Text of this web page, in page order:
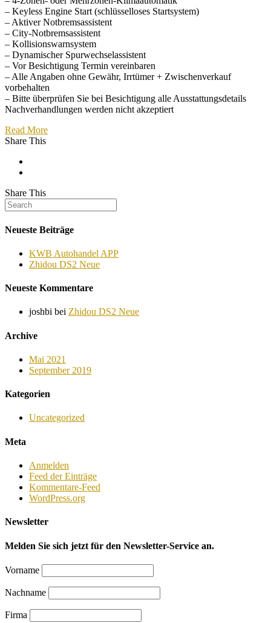
– Keyless Engine Start (schlüsselloses Startsystem)
– Aktiver Notbremsassistent
– City-Notbremsassistent
– Kollisionswarnsystem
– Dynamischer Spurwechselassistent
– Vor Besichtigung Termin vereinbaren
– Alle Angaben ohne Gewähr, Irrtümer + Zwischenverkauf
vorbehalten
– Bitte überprüfen Sie bei Besichtigung alle Ausstattungsdetails
Nachverhandlungen werden nicht akzeptiert
Read More
Share This
Share This
Neueste Beiträge
KWB Autohandel APP
Zhidou DS2 Neue
Neueste Kommentare
joshbi bei Zhidou DS2 Neue
Archive
Mai 2021
September 2019
Kategorien
Uncategorized
Meta
Anmelden
Feed der Einträge
Kommentare-Feed
WordPress.org
Newsletter
Melden Sie sich jetzt für den Newsletter-Service an.
Vorname
Nachname
Firma